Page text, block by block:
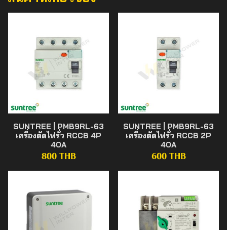
SUNTREE | PMB9RL-63
เครื่องตัดไฟรั่ว RCCB 4P
40A
800 THB
SUNTREE | PMB9RL-63
เครื่องตัดไฟรั่ว RCCB 2P
40A
600 THB